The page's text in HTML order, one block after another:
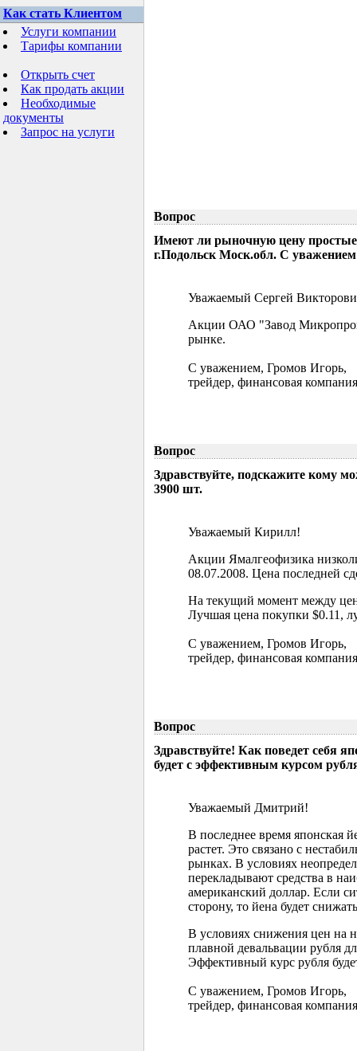
Как стать Клиентом
Услуги компании
Тарифы компании
Открыть счет
Как продать акции
Необходимые
документы
Запрос на услуги
Вопрос
Имеют ли рыночную цену
г.Подольск Моск.обл. С
Уважаемый Сергей
Акции ОАО "Завод
рынке.
С уважением, Громов Игорь,
трейдер, финансовая
Вопрос
Здравствуйте, подскажите кому
3900 шт.
Уважаемый Кирилл!
Акции Ямалгеофизика
08.07.2008. Цена последней
На текущий момент между
Лучшая цена покупки $0.11,
С уважением, Громов Игорь,
трейдер, финансовая
Вопрос
Здравствуйте! Как поведет себя
будет с эффективным курсом
Уважаемый Дмитрий!
В последнее время
растет. Это связано с
рынках. В условиях
перекладывают средства в
американский доллар. Если
сторону, то йена будет
В условиях снижения цен на
плавной девальвации рубля
Эффективный курс рубля
С уважением, Громов Игорь,
трейдер, финансовая